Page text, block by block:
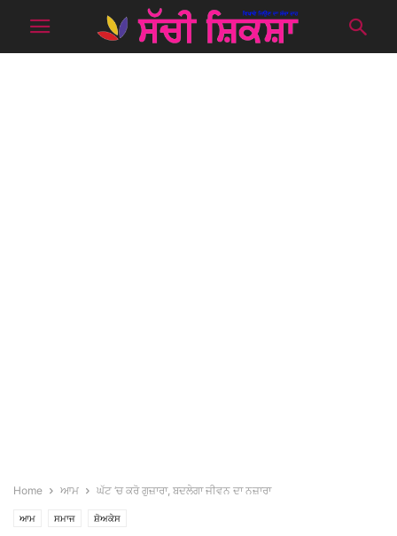
Home ਆਮ ਘੱਟ ‘ਚ ਕਰੋ ਗੁਜ਼ਾਰਾ, ਬਦਲੇਗਾ ਜੀਵਨ ਦਾ ਨਜ਼ਾਰਾ
ਆਮ ਸਮਾਜ ਸ਼ੋਅਕੇਸ